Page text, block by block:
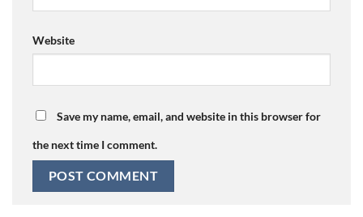
Website
Save my name, email, and website in this browser for
the next time I comment.